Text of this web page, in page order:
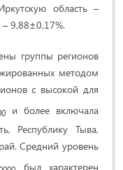
область –
9,88±0,17%.
группы регионов
методом
с высокой для
и более включала
Республику Тыва,
Средний уровень
был характерен